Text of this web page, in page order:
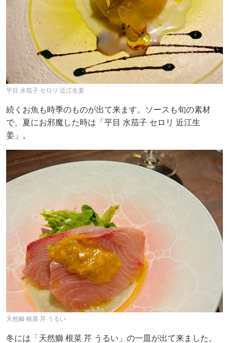
平目 水茄子 セロリ 近江生姜
続くお魚も時季のものが出て来ます。ソースも旬の素材
で、夏にお邪魔した時は「平目 水茄子 セロリ 近江生
姜」。
天然鰤 根菜 芹 うるい
冬には「天然鰤 根菜 芹 うるい」の一皿が出て来ました。